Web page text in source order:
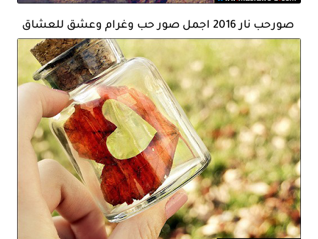
صورحب نار 2016 اجمل صور حب وغرام وعشق للعشاق